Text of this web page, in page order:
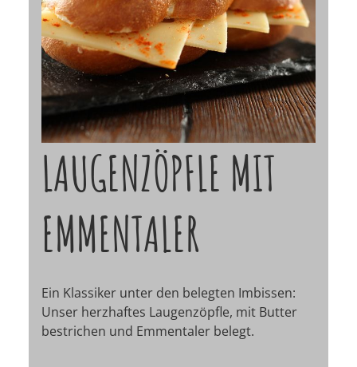
LAUGENZÖPFLE MIT
EMMENTALER
Ein Klassiker unter den belegten Imbissen:
Unser herzhaftes Laugenzöpfle, mit Butter
bestrichen und Emmentaler belegt.